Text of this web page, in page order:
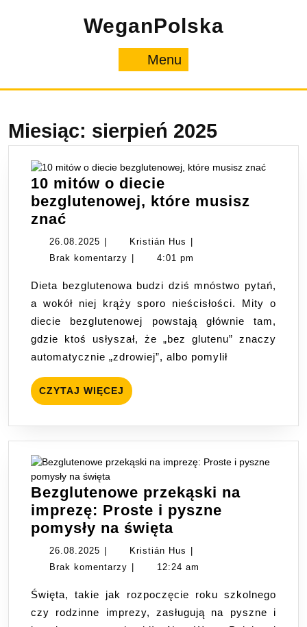
WeganPolska
Menu
Miesiąc: sierpień 2025
10 mitów o diecie
bezglutenowej, które musisz
znać
mitów
o
bezglutenowej,
które
musisz
znać
26.08.2025 26.08.2025Kristián Hus Kristián
Hus
Brak komentarzy
4:01 pm
Dieta bezglutenowa budzi dziś mnóstwo pytań,
a wokół niej krąży sporo nieścisłości. Mity o
diecie bezglutenowej powstają głównie tam,
gdzie ktoś usłyszał, że „bez glutenu” znaczy
automatycznie „zdrowiej”, albo pomylił
CZYTAJ WIĘCEJ CZYTAJ
WIĘCEJ
Bezglutenowe przekąski na
imprezę: Proste i pyszne
pomysły na świętaBezglutenowe
przekąski
na
Proste
i
26.08.2025 26.08.2025Kristián Hus Kristián
Hus
Brak komentarzy
12:24 am
Święta, takie jak rozpoczęcie roku szkolnego
czy rodzinne imprezy, zasługują na pyszne i